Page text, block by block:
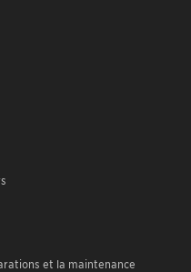
et la maintenance